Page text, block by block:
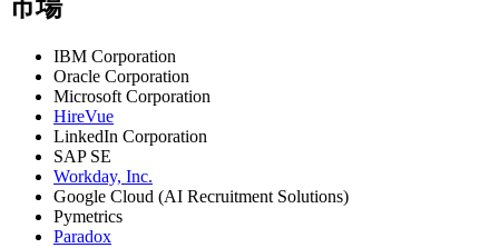
市場
IBM Corporation
Oracle Corporation
Microsoft Corporation
HireVue
LinkedIn Corporation
SAP SE
Workday, Inc.
Google Cloud (AI Recruitment Solutions)
Pymetrics
Paradox